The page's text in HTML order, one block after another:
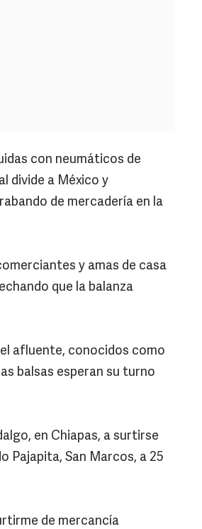
con neumáticos de
divide a México y
de mercadería en la
y amas de casa
que la balanza
afluente, conocidos como
balsas esperan su turno
en Chiapas, a surtirse
Pajapita, San Marcos, a 25
de mercancía